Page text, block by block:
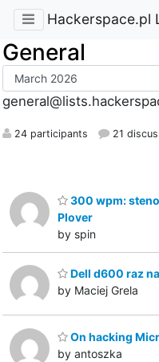
Hackerspace.pl
General
24 participants 21
300 wpm:
Plover
by spin
Dell d600 raz
by Maciej Grela
On hacking
by antoszka